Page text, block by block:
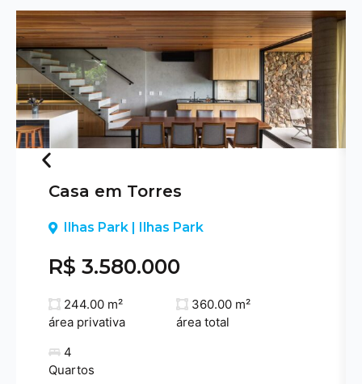
Previous
Casa em Torres
Ilhas Park | Ilhas Park
R$ 3.580.000
244.00 m²
área privativa
360.00 m²
área total
4
Quartos